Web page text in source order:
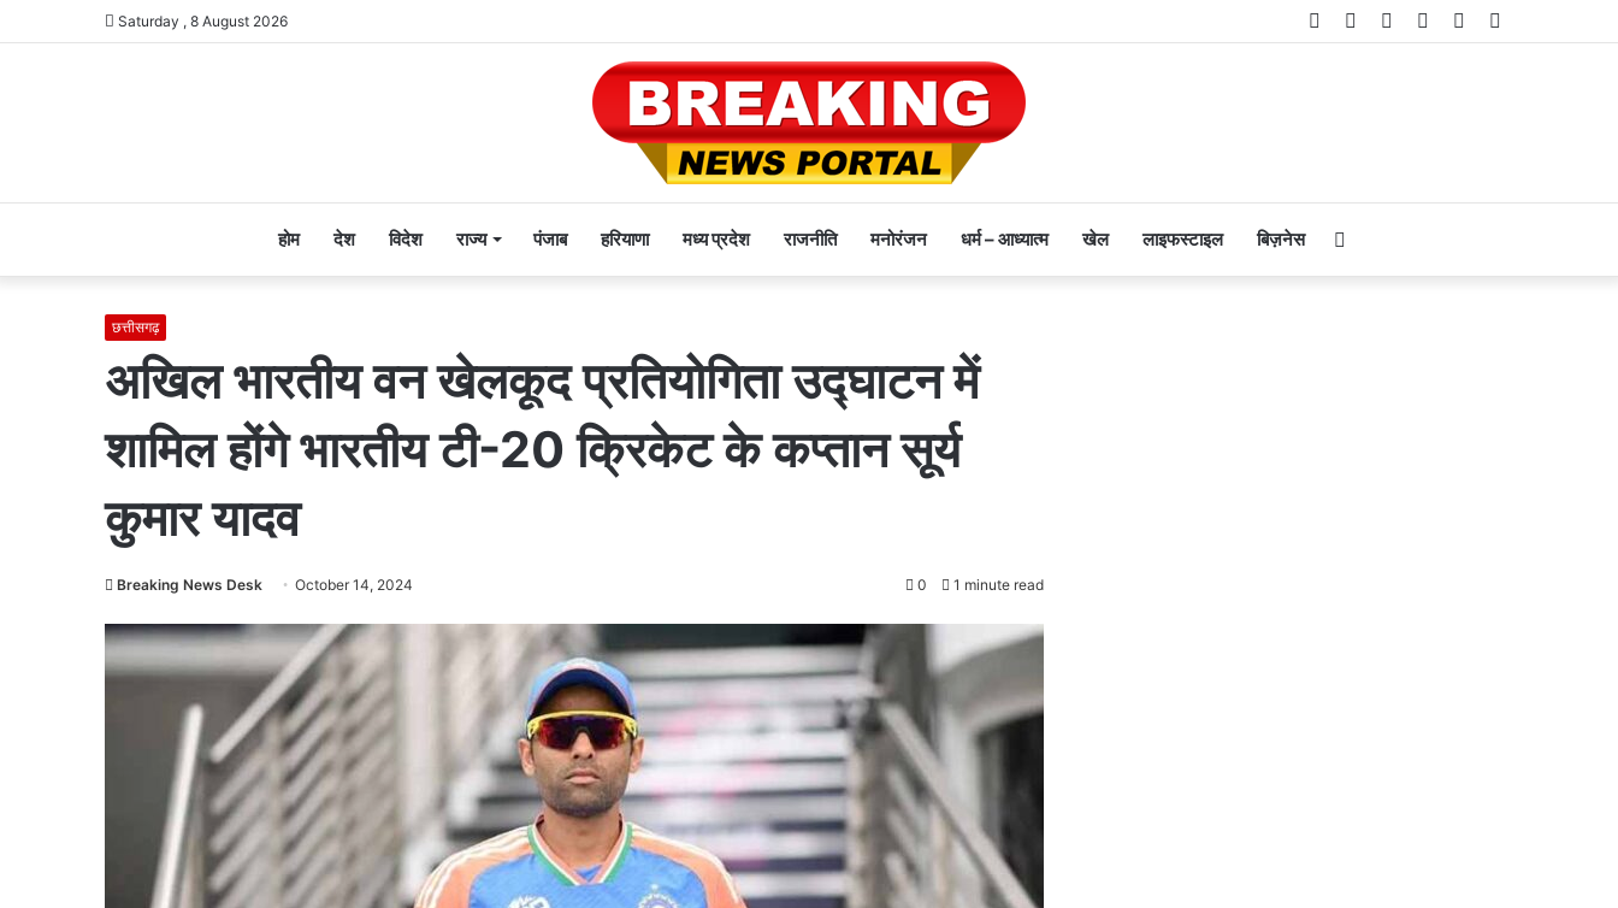
Saturday , 8 August 2026 Telegram
Instagram
YouTube
Twitter
Facebook
होम देश विदेश राज्य पंजाब हरियाणा मध्य प्रदेश राजनीति मनोरंजन धर्म – आध्यात्म खेल लाइफस्टाइल बिज़नेस
छत्तीसगढ़
अखिल भारतीय वन खेलकूद प्रतियोगिता उद्घाटन में
शामिल होंगे भारतीय टी-20 क्रिकेट के कप्तान सूर्य
कुमार यादव
Breaking News Desk October 14, 2024 0 1 minute read